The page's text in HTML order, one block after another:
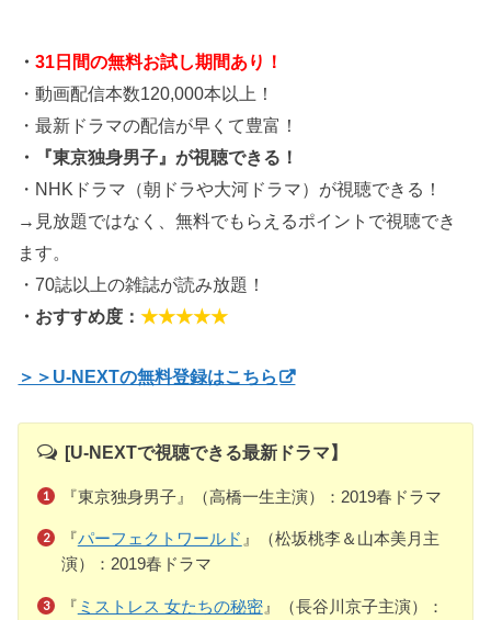
・31日間の無料お試し期間あり！
・動画配信本数120,000本以上！
・最新ドラマの配信が早くて豊富！
・『東京独身男子』が視聴できる！
・NHKドラマ（朝ドラや大河ドラマ）が視聴できる！
→見放題ではなく、無料でもらえるポイントで視聴でき
ます。
・70誌以上の雑誌が読み放題！
・おすすめ度：★★★★★
＞＞U-NEXTの無料登録はこちら
[U-NEXTで視聴できる最新ドラマ】
『東京独身男子』（高橋一生主演）：2019春ドラマ
『パーフェクトワールド 』（松坂桃李＆山本美月主
演）：2019春ドラマ
『 ミストレス 女たちの秘密』（長谷川京子主演）：